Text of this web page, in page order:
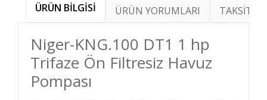
ÜRÜN BİLGİSİ ÜRÜN YORUMLARI TAKSİT
Niger-KNG.100 DT1 1 hp
Trifaze Ön Filtresiz Havuz
Pompası